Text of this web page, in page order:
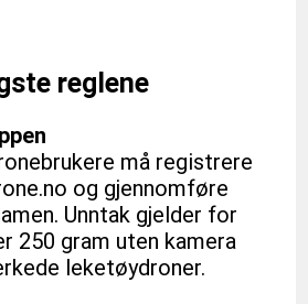
reglene
må registrere
og gjennomføre
Unntak gjelder for
250 gram uten kamera
leketøydroner.